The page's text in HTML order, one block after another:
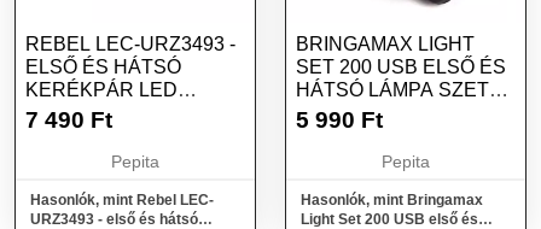
REBEL LEC-URZ3493 -
ELSŐ ÉS HÁTSÓ
KERÉKPÁR LED
LÁMPA SZETT, USB,...
7 490 Ft
Pepita
Hasonlók, mint Rebel LEC-
URZ3493 - első és hátsó
BRINGAMAX LIGHT
SET 200 USB ELSŐ ÉS
HÁTSÓ LÁMPA SZETT
BMLAMPA0029
5 990 Ft
Pepita
Hasonlók, mint Bringamax
Light Set 200 USB első és